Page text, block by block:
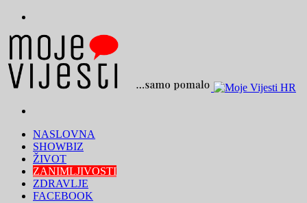
NASLOVNA
SHOWBIZ
ŽIVOT
ZANIMLJIVOSTI
ZDRAVLJE
FACEBOOK